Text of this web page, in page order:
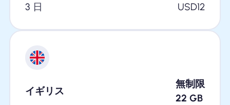
3 日
USD12
イギリス
無制限
22 GB